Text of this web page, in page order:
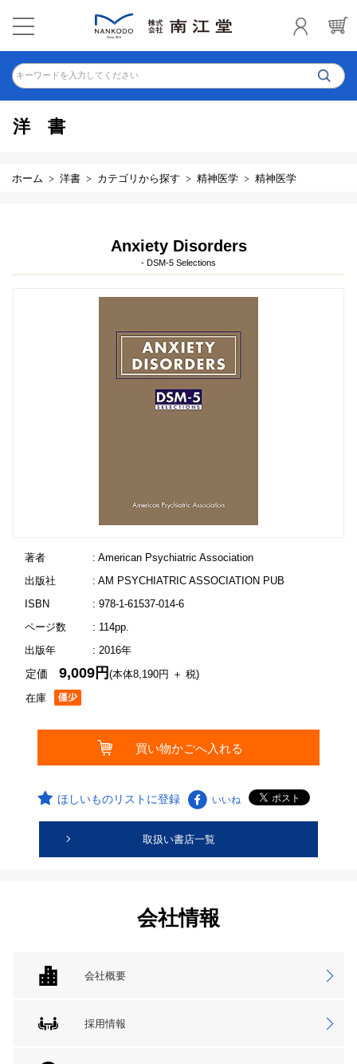
キーワードを入力してください
洋書
ホーム 洋書 カテゴリから探す 精神医学 精神医学
Anxiety Disorders
- DSM-5 Selections
著者
: American Psychiatric Association
出版社
: AM PSYCHIATRIC ASSOCIATION PUB
ISBN
: 978-1-61537-014-6
ページ数
: 114pp.
出版年
: 2016年
在庫
定価9,009円(本体8,190円 ＋ 税)
ほしいものリストに登録 いいね
取扱い書店一覧
会社情報
会社概要
採用情報